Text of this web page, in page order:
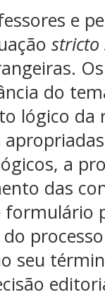
e
stricto
do
lógico da
a
das
seu